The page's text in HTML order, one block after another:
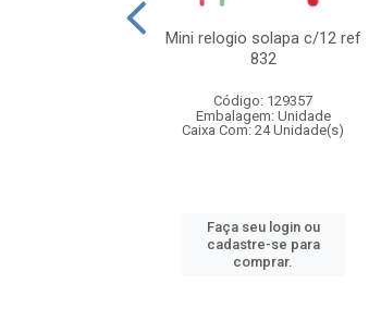
Mini relogio solapa c/12 ref
832
Código: 129357
Embalagem: Unidade
Caixa Com: 24 Unidade(s)
Faça seu login ou
cadastre-se para
comprar.